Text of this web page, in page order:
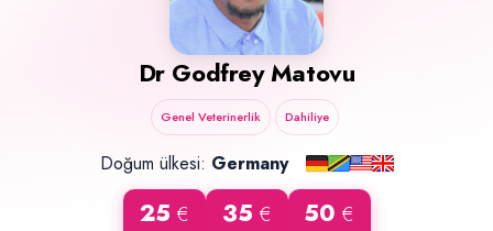
Dr Godfrey Matovu
Genel Veterinerlik Dahiliye
Doğum ülkesi: Germany
25 € 35 € 50 €